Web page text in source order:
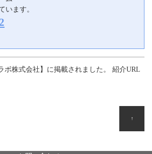
います。
ボ株式会社】に掲載されました。 紹介URL
↑